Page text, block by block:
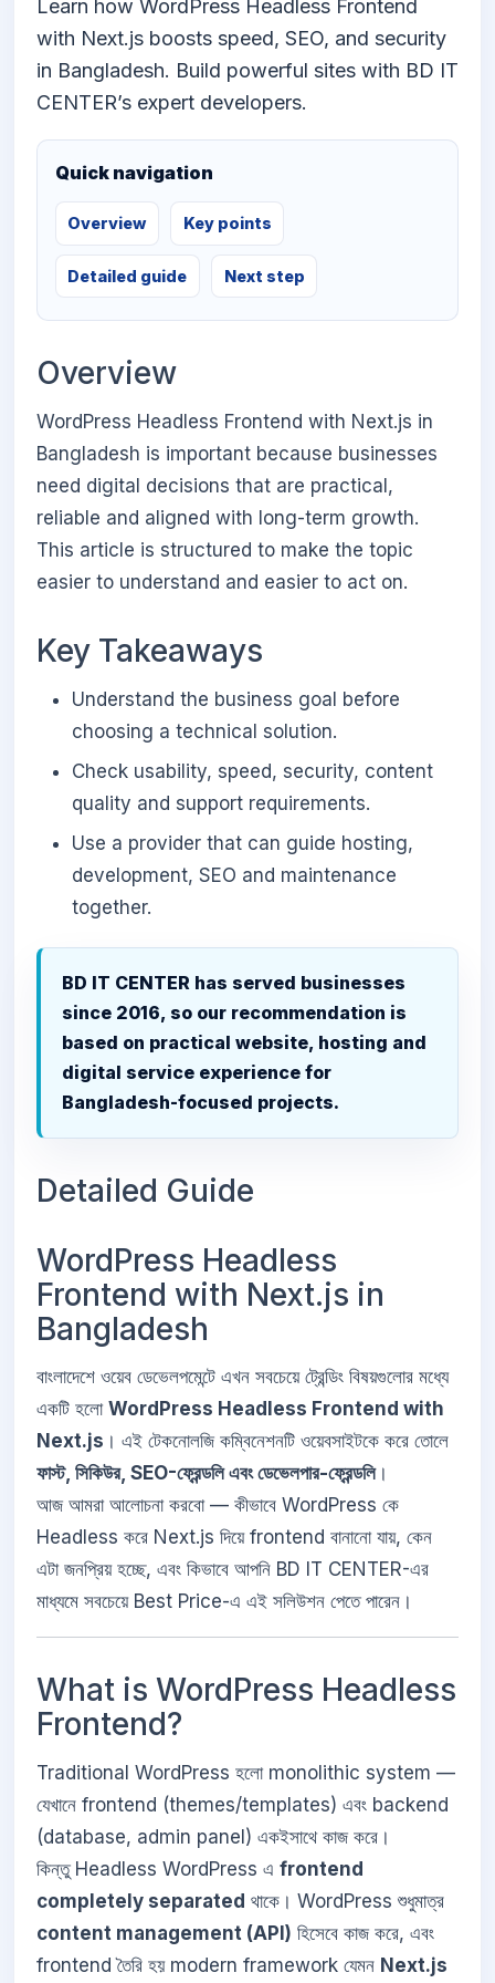
Learn how WordPress Headless Frontend
with Next.js boosts speed, SEO, and security
in Bangladesh. Build powerful sites with BD IT
CENTER’s expert developers.
Quick navigation
Overview Key points
Detailed guide Next step
Overview
WordPress Headless Frontend with Next.js in
Bangladesh is important because businesses
need digital decisions that are practical,
reliable and aligned with long-term growth.
This article is structured to make the topic
easier to understand and easier to act on.
Key Takeaways
Understand the business goal before
choosing a technical solution.
Check usability, speed, security, content
quality and support requirements.
Use a provider that can guide hosting,
development, SEO and maintenance
together.
BD IT CENTER has served businesses
since 2016, so our recommendation is
based on practical website, hosting and
digital service experience for
Bangladesh-focused projects.
Detailed Guide
WordPress Headless
Frontend with Next.js in
Bangladesh
বাংলাদেশে ওয়েব ডেভেলপমেন্টে এখন সবচেয়ে ট্রেন্ডিং বিষয়গুলোর মধ্যে
একটি হলো WordPress Headless Frontend with
Next.js । এই টেকনোলজি কম্বিনেশনটি ওয়েবসাইটকে করে তোলে
ফাস্ট, সিকিউর, SEO-ফ্রেন্ডলি এবং ডেভেলপার-ফ্রেন্ডলি।
আজ আমরা আলোচনা করবো — কীভাবে WordPress কে
Headless করে Next.js দিয়ে frontend বানানো যায়, কেন
এটা জনপ্রিয় হচ্ছে, এবং কিভাবে আপনি BD IT CENTER-এর
মাধ্যমে সবচেয়ে Best Price-এ এই সলিউশন পেতে পারেন।
What is WordPress Headless
Frontend?
Traditional WordPress হলো monolithic system —
যেখানে frontend (themes/templates) এবং backend
(database, admin panel) একইসাথে কাজ করে।
কিন্তু Headless WordPress এ frontend
completely separated থাকে। WordPress শুধুমাত্র
content management (API) হিসেবে কাজ করে, এবং
frontend তৈরি হয় modern framework যেমন Next.js